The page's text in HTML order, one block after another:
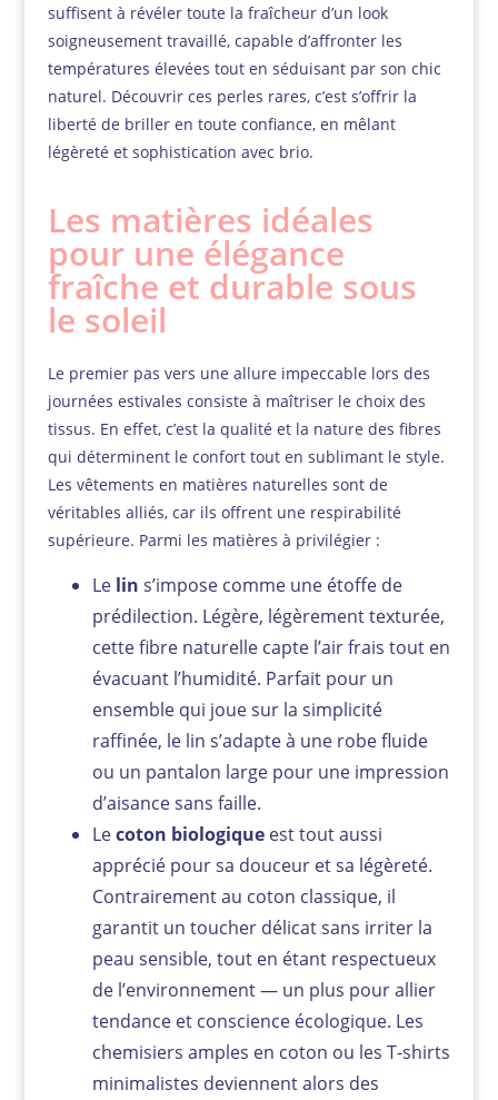
suffisent à révéler toute la fraîcheur d’un look
soigneusement travaillé, capable d’affronter les
températures élevées tout en séduisant par son chic
naturel. Découvrir ces perles rares, c’est s’offrir la
liberté de briller en toute confiance, en mêlant
légèreté et sophistication avec brio.
Les matières idéales
pour une élégance
fraîche et durable sous
le soleil
Le premier pas vers une allure impeccable lors des
journées estivales consiste à maîtriser le choix des
tissus. En effet, c’est la qualité et la nature des fibres
qui déterminent le confort tout en sublimant le style.
Les vêtements en matières naturelles sont de
véritables alliés, car ils offrent une respirabilité
supérieure. Parmi les matières à privilégier :
Le lin s’impose comme une étoffe de
prédilection. Légère, légèrement texturée,
cette fibre naturelle capte l’air frais tout en
évacuant l’humidité. Parfait pour un
ensemble qui joue sur la simplicité
raffinée, le lin s’adapte à une robe fluide
ou un pantalon large pour une impression
d’aisance sans faille.
Lecoton biologiqueest tout aussi
apprécié pour sa douceur et sa légèreté.
Contrairement au coton classique, il
garantit un toucher délicat sans irriter la
peau sensible, tout en étant respectueux
de l’environnement — un plus pour allier
tendance et conscience écologique. Les
chemisiers amples en coton ou les T-shirts
minimalistes deviennent alors des